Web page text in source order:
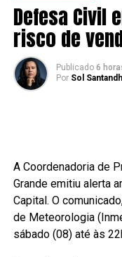
Defesa Civil
risco de
Publicado 6
Por Sol
A Coordenadoria de
Grande emitiu alerta
Capital. O
de Meteorologia
sábado (08) até às